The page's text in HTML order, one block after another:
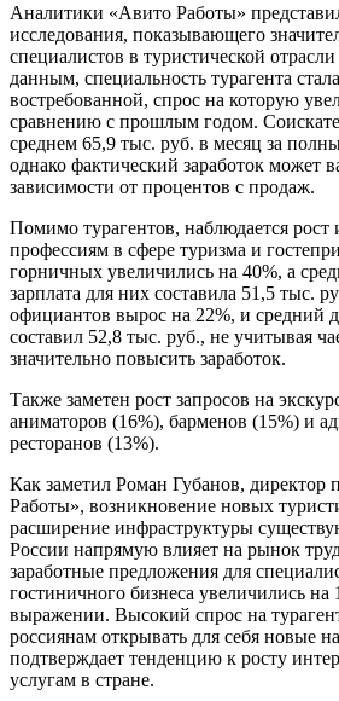
Аналитики «Авито Работы» представили результаты
исследования, показывающего
специалистов в туристической
данным, специальность турагента
востребованной, спрос на которую
сравнению с прошлым годом.
среднем 65,9 тыс. руб. в месяц за
однако фактический заработок может
зависимости от процентов с продаж.
Помимо турагентов, наблюдается рост
профессиям в сфере туризма и
горничных увеличились на 40%, а
зарплата для них составила 51,5 тыс.
официантов вырос на 22%, и средний
составил 52,8 тыс. руб., не учитывая
значительно повысить заработок.
Также заметен рост запросов на
аниматоров (16%), барменов (15%) и
ресторанов (13%).
Как заметил Роман Губанов, директор
Работы», возникновение новых
расширение инфраструктуры
России напрямую влияет на рынок
заработные предложения для
гостиничного бизнеса увеличились на
выражении. Высокий спрос на
россиянам открывать для себя новые
подтверждает тенденцию к росту
услугам в стране.